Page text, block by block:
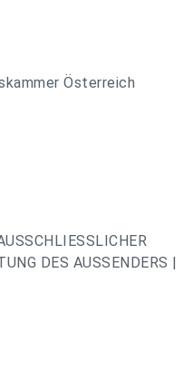
Österreich
DES AUSSENDERS |